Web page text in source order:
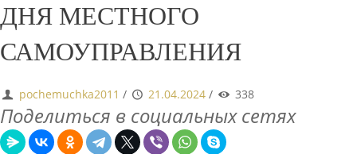
ДНЯ МЕСТНОГО
САМОУПРАВЛЕНИЯ
pochemuchka2011 / 21.04.2024 / 338
Поделиться в социальных сетях